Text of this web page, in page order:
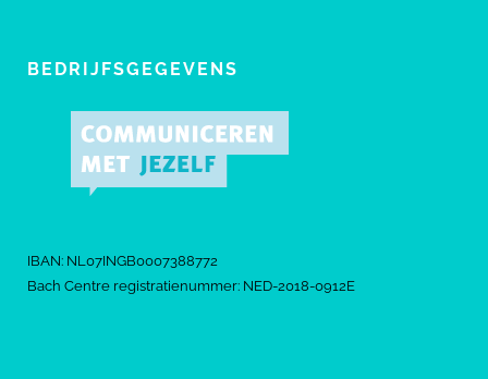
BEDRIJFSGEGEVENS
IBAN: NL07INGB0007388772
Bach Centre registratienummer: NED-2018-0912E